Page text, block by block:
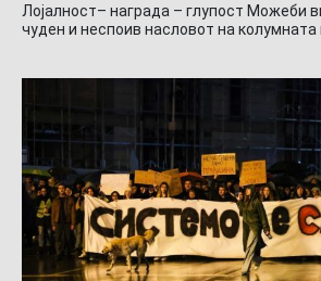
Лојалност– награда – глупост Можеби
чуден и неспоив насловот на колумната